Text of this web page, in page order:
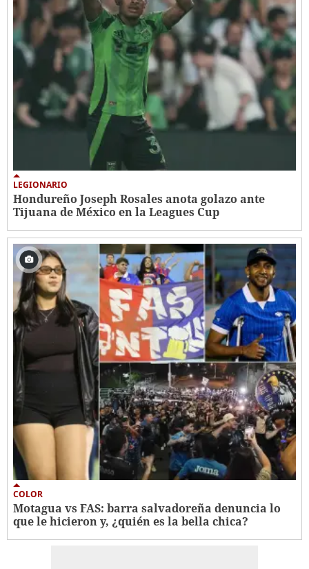
LEGIONARIO
Hondureño Joseph Rosales anota golazo ante
Tijuana de México en la Leagues Cup
COLOR
Motagua vs FAS: barra salvadoreña denuncia lo
que le hicieron y, ¿quién es la bella chica?